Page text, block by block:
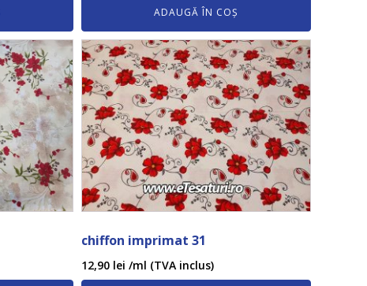
ADAUGĂ ÎN COȘ
chiffon imprimat 31
12,90 lei /ml (TVA inclus)